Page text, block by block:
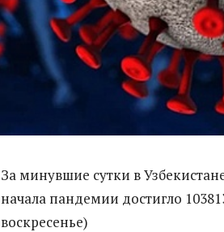
За минувшие сутки в
начала пандемии достигло
воскресенье)